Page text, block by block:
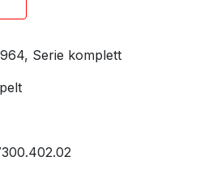
Serie komplett